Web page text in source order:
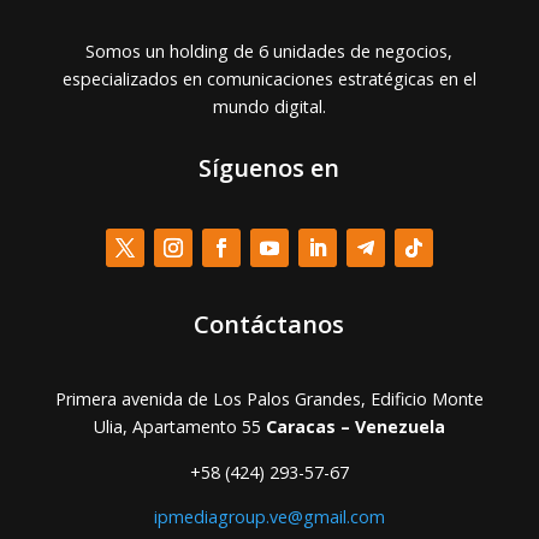
Somos un holding de 6 unidades de negocios,
especializados en comunicaciones estratégicas en el
mundo digital.
Síguenos en
Contáctanos
Primera avenida de Los Palos Grandes, Edificio Monte
Ulia, Apartamento 55 Caracas – Venezuela
+58 (424) 293-57-67
ipmediagroup.ve@gmail.com